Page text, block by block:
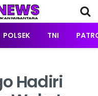
POLSEK TNI
Hadiri